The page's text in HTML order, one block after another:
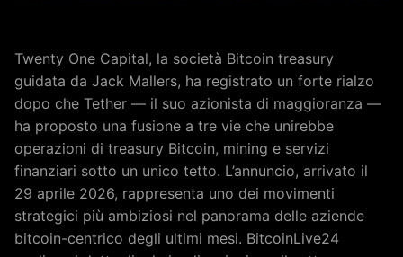
Twenty One Capital, la società Bitcoin treasury
guidata da Jack Mallers, ha registrato un forte rialzo
dopo che Tether — il suo azionista di maggioranza —
ha proposto una fusione a tre vie che unirebbe
operazioni di treasury Bitcoin, mining e servizi
finanziari sotto un unico tetto. L’annuncio, arrivato il
29 aprile 2026, rappresenta uno dei movimenti
strategici più ambiziosi nel panorama delle aziende
bitcoin-centrico degli ultimi mesi. BitcoinLive24